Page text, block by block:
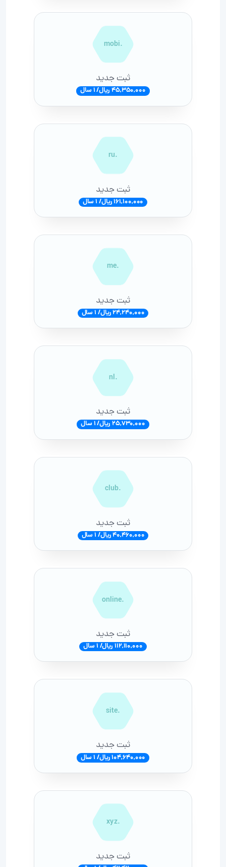
.mobi
ثبت جدید
45,350,000 ریال/ 1 سال
.ru
ثبت جدید
161,100,000 ریال/ 1 سال
.me
ثبت جدید
24,240,000 ریال/ 1 سال
.nl
ثبت جدید
25,730,000 ریال/ 1 سال
.club
ثبت جدید
40,460,000 ریال/ 1 سال
.online
ثبت جدید
112,110,000 ریال/ 1 سال
.site
ثبت جدید
104,640,000 ریال/ 1 سال
.xyz
ثبت جدید